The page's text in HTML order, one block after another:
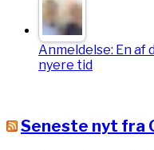
Anmeldelse: En
nyere tid
Seneste nyt fra